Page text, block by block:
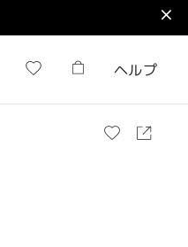
ヘルプ